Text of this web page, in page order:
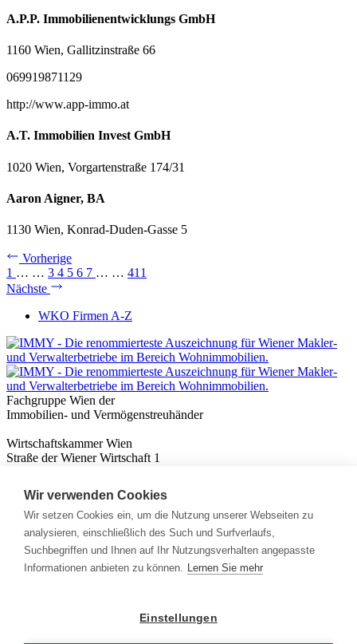
A.P.P. Immobilienentwicklungs GmbH
1160 Wien, Gallitzinstraße 66
069919871129
http://www.app-immo.at
A.T. Immobilien Invest GmbH
1020 Wien, Vorgartenstraße 174/31
Aaron Aigner, BA
1130 Wien, Konrad-Duden-Gasse 5
Vorherige
1 … … 3 4 5 6 7 … … 411
Nächste
WKO Firmen A-Z
Fachgruppe Wien der
Immobilien- und Vermögenstreuhänder
Wirtschaftskammer Wien
Straße der Wiener Wirtschaft 1
Nützliches
Immobilienwissen
Formulare & Rechner
Expert:innen
Info
Wir verwenden Cookies
Wir setzen Cookies ein, um die Nutzung unserer Webseiten zu
analysieren, einschließlich des Such und Surfverlaufs,
Suchbegriffen und Ihnen auf Ihr Nutzungsverhalten angepasste
Informationen anbieten zu können. Lernen Sie mehr
Einstellungen